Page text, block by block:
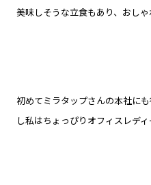
美味しそうな立食もあり、おし
初めてミラタップさんの本社に
し私はちょっぴりオフィスレデ